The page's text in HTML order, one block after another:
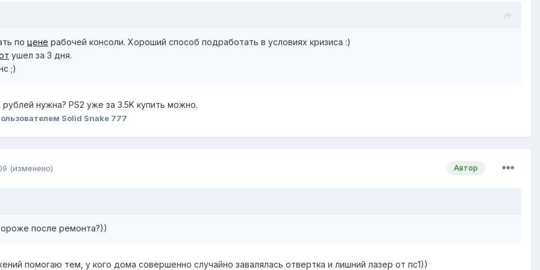
по цене рабочей консоли. Хороший способ подработать в условиях кризиса :)
ушел за 3 дня.
;)
рублей нужна? PS2 уже за 3.5K купить можно.
Solid Snake 777
Автор
(изменено)
после ремонта?))
помогаю тем, у кого дома совершенно случайно завалялась отвертка и лишний лазер от пс1))